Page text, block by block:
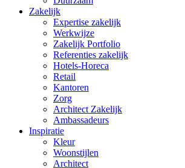
Zakelijk
Expertise zakelijk
Werkwijze
Zakelijk Portfolio
Referenties zakelijk
Hotels-Horeca
Retail
Kantoren
Zorg
Architect Zakelijk
Ambassadeurs
Inspiratie
Kleur
Woonstijlen
Architect